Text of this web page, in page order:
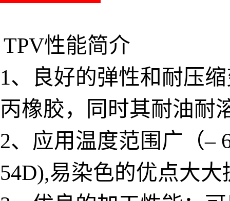
TPV性能简介
1、良好的弹性和耐压
丙橡胶，同时其耐油耐
2、应用温度范围广（
54D),易染色的优点大